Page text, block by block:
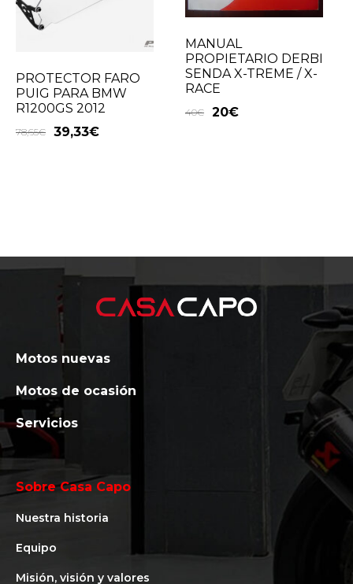
PROTECTOR FARO
PUIG PARA BMW
R1200GS 2012
78,65€ 39,33€
MANUAL
PROPIETARIO DERBI
SENDA X-TREME / X-
RACE
40€ 20€
Motos nuevas
Motos de ocasión
Servicios
Sobre Casa Capo
Nuestra historia
Equipo
Misión, visión y valores